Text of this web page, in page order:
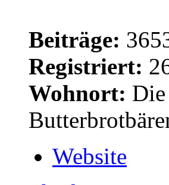
Beiträge:
Registriert:
Wohnort:
Website